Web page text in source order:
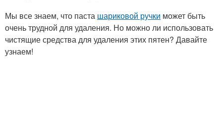
Мы все знаем, что паста шариковой ручки может быть
очень трудной для удаления. Но можно ли использовать
чистящие средства для удаления этих пятен? Давайте
узнаем!